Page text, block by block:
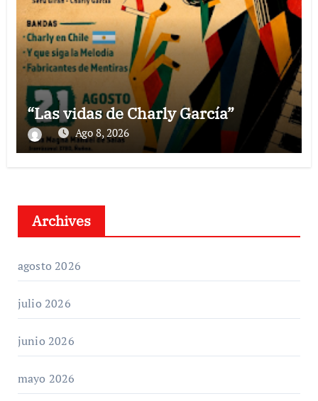
“Las vidas de Charly García”
Ago 8, 2026
Archives
agosto 2026
julio 2026
junio 2026
mayo 2026